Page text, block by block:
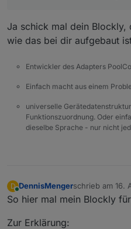
Ja schick mal dein Blockly,
wie das bei dir aufgebaut
Entwickler des Adapters
Einfach macht aus einem
universelle
Funktionszuordnung. Oder
dieselbe Sprache - nur nicht
D
Online
DennisMengerschrieb am 16.
zuletzt editiert
So hier mal mein Blockly
Zur Erklärung: